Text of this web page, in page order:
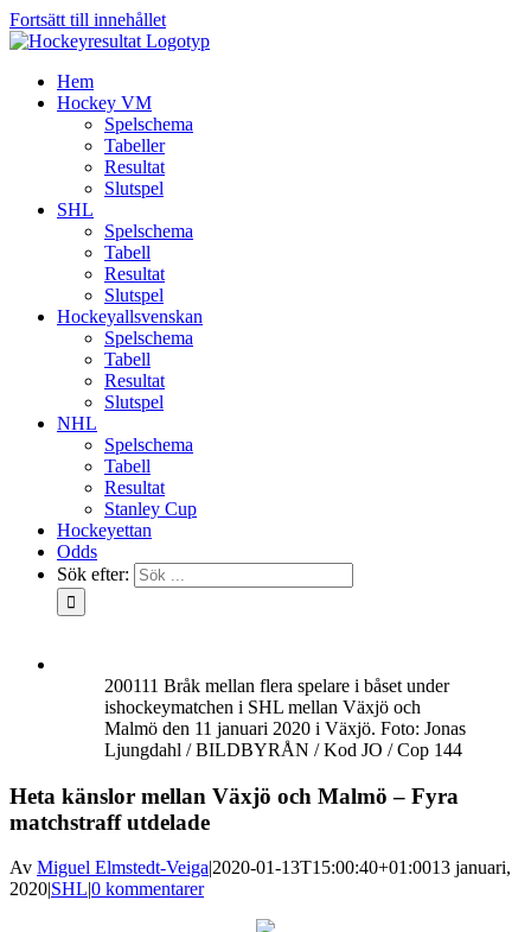
Fortsätt till innehållet
Hem
Hockey VM
Spelschema
Tabeller
Resultat
Slutspel
SHL
Spelschema
Tabell
Resultat
Slutspel
Hockeyallsvenskan
Spelschema
Tabell
Resultat
Slutspel
NHL
Spelschema
Tabell
Resultat
Stanley Cup
Hockeyettan
Odds
Sök efter:
200111 Bråk mellan flera spelare i båset under
ishockeymatchen i SHL mellan Växjö och
Malmö den 11 januari 2020 i Växjö. Foto: Jonas
Ljungdahl / BILDBYRÅN / Kod JO / Cop 144
Heta känslor mellan Växjö och Malmö – Fyra
matchstraff utdelade
Av Miguel Elmstedt-Veiga|2020-01-13T15:00:40+01:0013 januari,
2020|SHL|0 kommentarer